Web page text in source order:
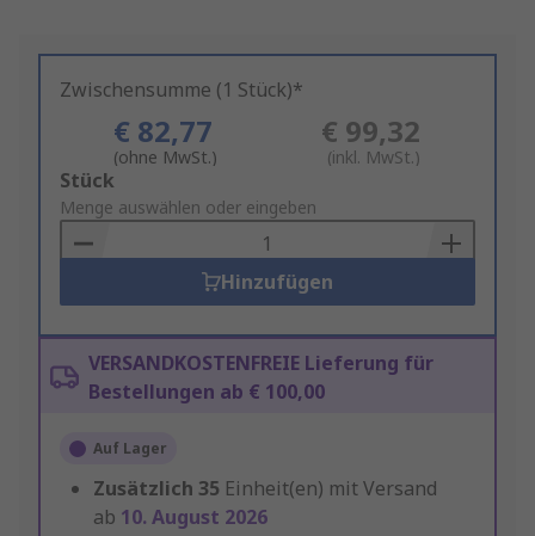
Zwischensumme (1 Stück)*
€ 82,77
(ohne MwSt.)
€ 99,32
(inkl. MwSt.)
Add
to
Basket
Stück
Menge auswählen oder eingeben
Hinzufügen
VERSANDKOSTENFREIE Lieferung für
Bestellungen ab € 100,00
Auf Lager
Zusätzlich 35 Einheit(en) mit Versand
ab 10. August 2026